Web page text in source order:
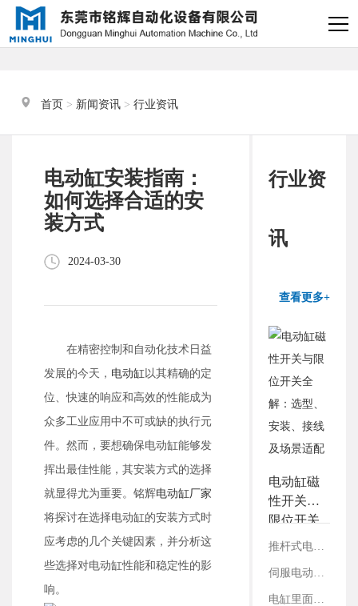
首页 > 新闻资讯 > 行业资讯
电动缸安装指南：
如何选择合适的安
装方式
2024-03-30
在精密控制和自动化技术日益
发展的今天， 电动缸以其精确的定
位、快速的响应和高效的性能成为
众多工业应用中不可或缺的执行元
件。然而，要想确保电动缸能够发
挥出最佳性能，其安装方式的选择
就显得尤为重要。铭辉电动缸厂家
将探讨在选择电动缸的安装方式时
应考虑的几个关键因素，并分析这
些选择对电动缸性能和稳定性的影
响。
行业资
讯
查看更多+
电动缸磁
性开关与
限位开关
全解：选
装、接线
及场景适
推杆式电缸与滑台式电缸：结构、性能及适用领域对比
伺服电动缸在切割设备上的应用案例
电缸里面的丝杠是如何固定的？
您好，我是电缸小助手，很高兴为
您服务
常见问题
1.电动缸推力与速度计算